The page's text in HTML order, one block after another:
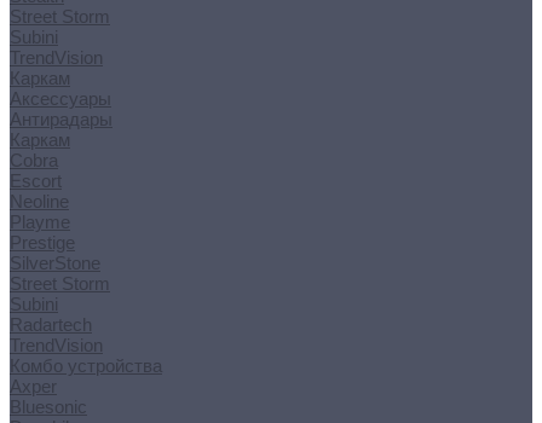
Street Storm
Subini
TrendVision
Каркам
Аксессуары
Антирадары
Каркам
Cobra
Escort
Neoline
Playme
Prestige
SilverStone
Street Storm
Subini
Radartech
TrendVision
Комбо устройства
Axper
Bluesonic